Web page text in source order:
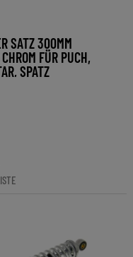
SATZ 300MM V
FÜR PUCH, S
SPATZ